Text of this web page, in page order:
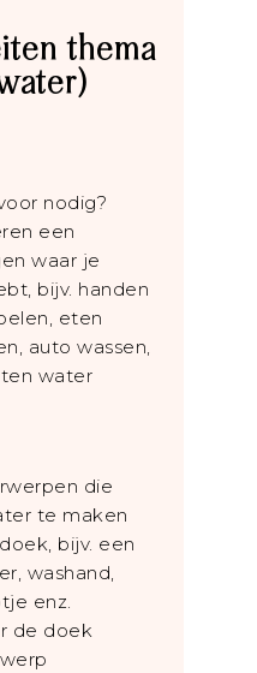
thema
nodig?
een
waar je
bijv. handen
eten
auto wassen,
water
die
te maken
bijv. een
washand,
enz.
de doek